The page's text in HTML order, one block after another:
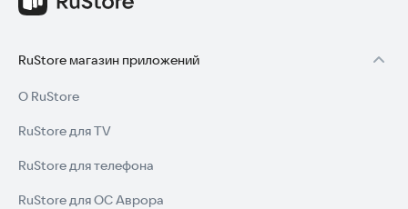
RuStore магазин приложений
О RuStore
RuStore для TV
RuStore для телефона
RuStore для ОС Аврора